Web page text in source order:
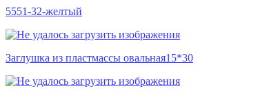
5551-32-желтый
Заглушка из пластмассы овальная15*30